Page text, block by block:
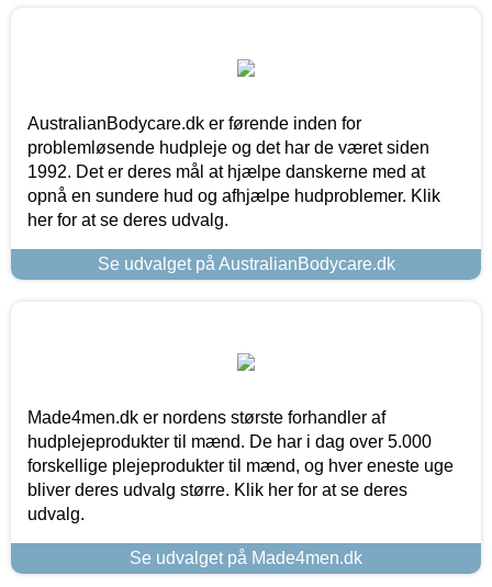
AustralianBodycare.dk er førende inden for
problemløsende hudpleje og det har de været siden
1992. Det er deres mål at hjælpe danskerne med at
opnå en sundere hud og afhjælpe hudproblemer. Klik
her for at se deres udvalg.
Se udvalget på AustralianBodycare.dk
Made4men.dk er nordens største forhandler af
hudplejeprodukter til mænd. De har i dag over 5.000
forskellige plejeprodukter til mænd, og hver eneste uge
bliver deres udvalg større. Klik her for at se deres
udvalg.
Se udvalget på Made4men.dk